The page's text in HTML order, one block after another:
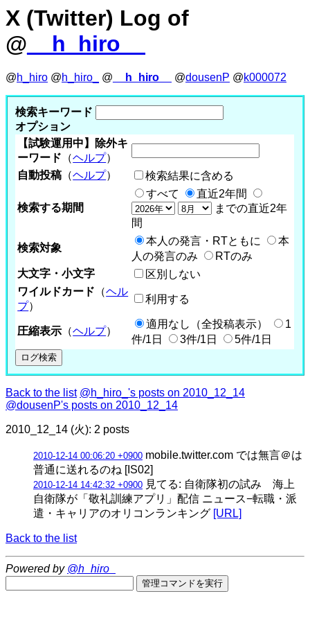
X (Twitter) Log of
@ __h_hiro__
@h_hiro @h_hiro_ @ __h_hiro__ @dousenP @k000072
検索キーワード
オプション
【試験運用中】除外キ
ーワード （ヘルプ）
自動投稿 （ヘルプ） 検索結果に含める
検索する期間
すべて
直近2年間
までの直近2年
間
検索対象
本人の発言・RTともに
本
人の発言のみ
RTのみ
大文字・小文字
区別しない
ワイルドカード （ヘル
プ）
利用する
圧縮表示 （ヘルプ）
適用なし（全投稿表示）
1
件/1日
3件/1日 5件/1日
Back to the list @h_hiro_'s posts on 2010_12_14
@dousenP's posts on 2010_12_14
2010_12_14 (火): 2 posts
2010-12-14 00:06:20 +0900 mobile.twitter.com では無言＠は
普通に送れるのね [IS02]
2010-12-14 14:42:32 +0900 見てる: 自衛隊初の試み 海上
自衛隊が「敬礼訓練アプリ」配信 ニュース−転職・派
遣・キャリアのオリコンランキング [URL]
Back to the list
Powered by @h_hiro_